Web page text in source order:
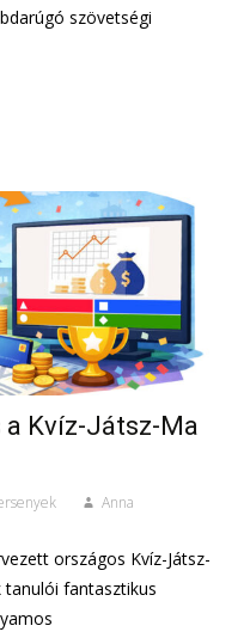
szövetségi
a Kvíz-Játsz-Ma
Anna
országos Kvíz-Játsz-
tanulói fantasztikus